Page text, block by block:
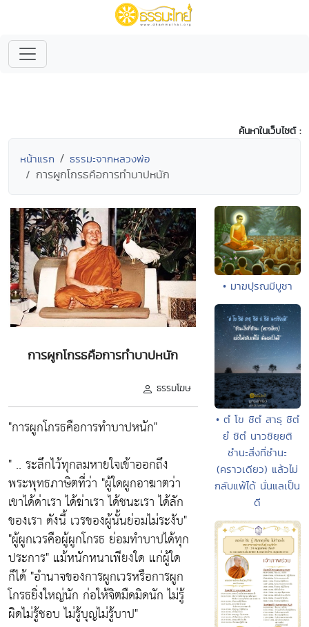
ค้นหาในเว็บไซต์ :
หน้าแรก ธรรมะจากหลวงพ่อ
การผูกโกรธคือการทำบาปหนัก
การผูกโกรธคือการทำบาปหนัก
ธรรมโฆษ
"การผูกโกรธคือการทำบาปหนัก"
" .. ระลึกไว้ทุกลมหายใจเข้าออกถึง
พระพุทธภาษิตที่ว่า "ผู้ใดผูกอาฆาตว่า
เขาได้ด่าเรา ได้ฆ่าเรา ได้ชนะเรา ได้ลัก
ของเรา ดังนี้ เวรของผู้นั้นย่อมไม่ระงับ"
"ผู้ผูกเวรคือผู้ผูกโกรธ ย่อมทำบาปได้ทุก
ประการ" แม้หนักหนาเพียงใด แก่ผู้ใด
ก็ได้ "อำนาจของการผูกเวรหรือการผูก
โกรธยิ่งใหญ่นัก ก่อให้จิตมืดมิดนัก ไม่รู้
ผิดไม่รู้ชอบ ไม่รู้บุญไม่รู้บาป"
• มาฆปุรณมีบูชา
• ตํ โข ชิตํ สาธุ ชิตํ
ยํ ชิตํ นาวชิยฺยติ
ชำนะสิ่งที่ชำนะ
(คราวเดียว) แล้วไม่
กลับแพ้ได้ นั่นแลเป็น
ดี